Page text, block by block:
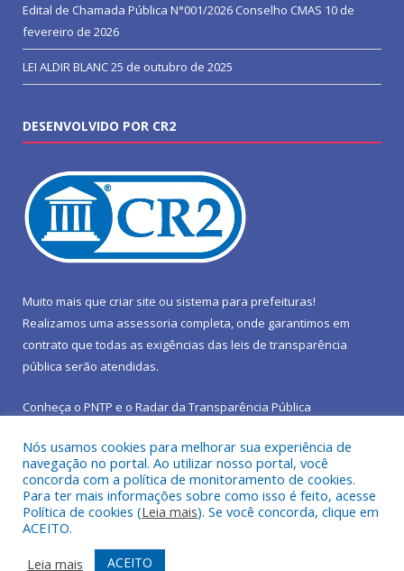
Edital de Chamada Pública N°001/2026 Conselho CMAS 10 de
fevereiro de 2026
LEI ALDIR BLANC25 de outubro de 2025
DESENVOLVIDO POR CR2
Muito mais que criar site ou sistema para prefeituras!
Realizamos uma assessoria completa, onde garantimos em
contrato que todas as exigências das leis de transparência
pública serão atendidas.
Conheça o PNTP e o Radar da Transparência Pública
Todos os direitos reservados a Prefeitura Municipal de São João
do Araguaia.
Mapa do Site
Acessar Área Administrativa
Nós usamos cookies para melhorar sua experiência de
navegação no portal. Ao utilizar nosso portal, você
concorda com a política de monitoramento de cookies.
Para ter mais informações sobre como isso é feito, acesse
Política de cookies (Leia mais). Se você concorda, clique em
ACEITO.
Leia mais
ACEITO